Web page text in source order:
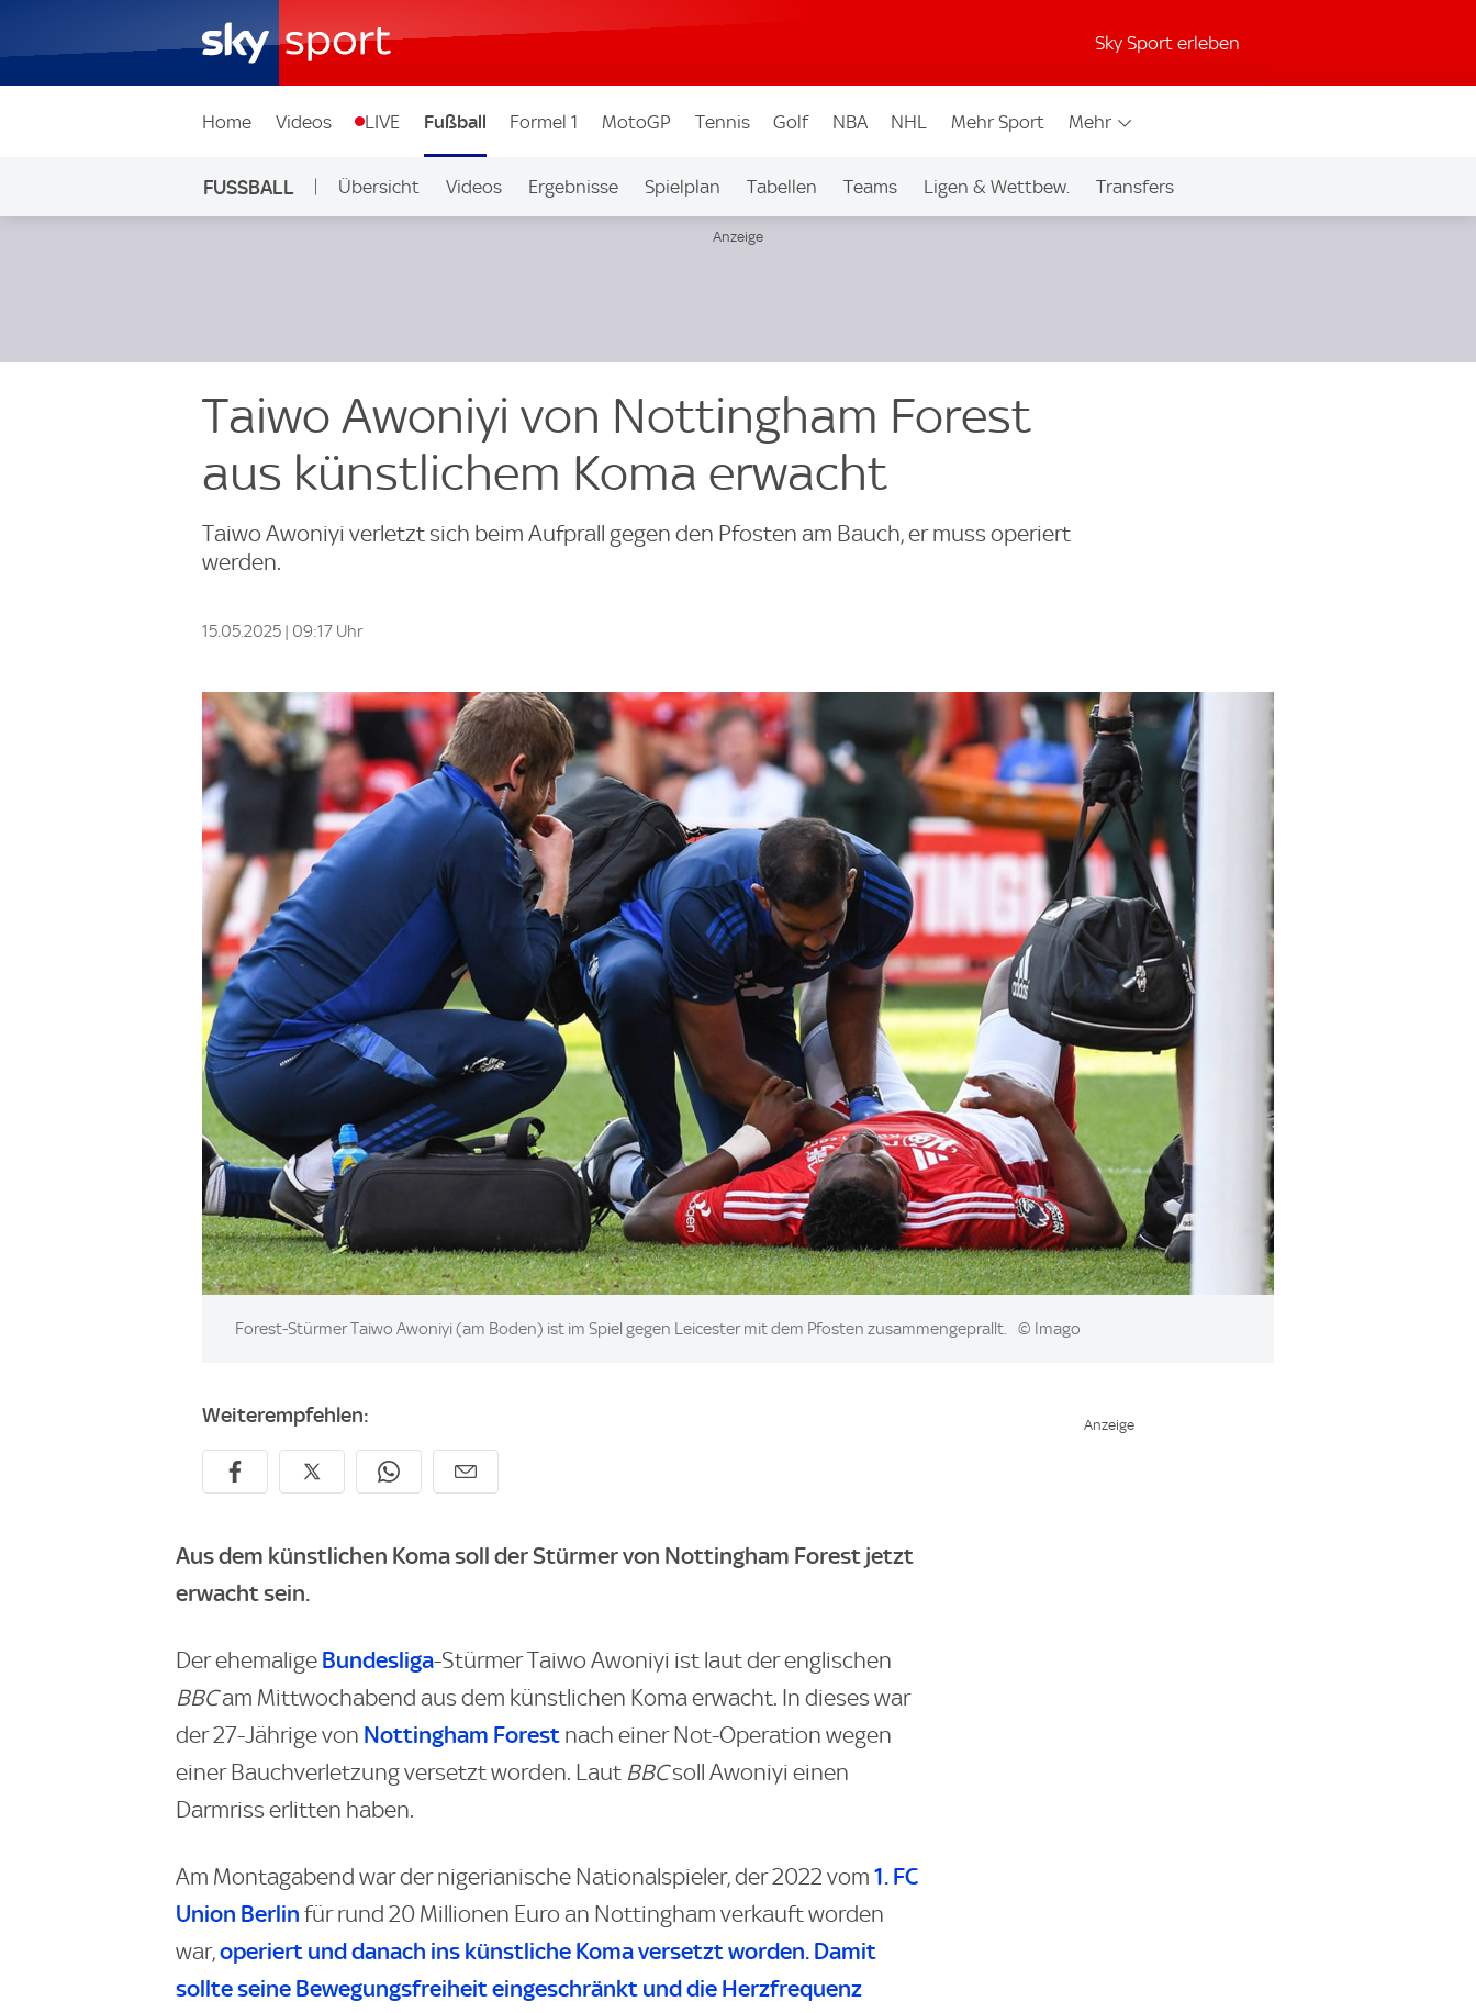
Sky Sport erleben
Home Videos LIVE Fußball Formel 1 MotoGP Tennis Golf NBA NHL Mehr Sport Mehr
FUSSBALL Übersicht Videos Ergebnisse Spielplan Tabellen Teams Ligen & Wettbew. Transfers
Taiwo Awoniyi von Nottingham Forest
aus künstlichem Koma erwacht
Taiwo Awoniyi verletzt sich beim Aufprall gegen den Pfosten am Bauch, er muss operiert
werden.
15.05.2025 | 09:17 Uhr
Image:
Forest-Stürmer Taiwo Awoniyi (am Boden) ist im Spiel gegen Leicester mit dem Pfosten zusammengeprallt. © Imago
Weiterempfehlen:
Aus dem künstlichen Koma soll der Stürmer von Nottingham Forest jetzt
erwacht sein.
Der ehemalige Bundesliga-Stürmer Taiwo Awoniyi ist laut der englischen
BBCam Mittwochabend aus dem künstlichen Koma erwacht. In dieses war
der 27-Jährige von Nottingham Forest nach einer Not-Operation wegen
einer Bauchverletzung versetzt worden. Laut BBCsoll Awoniyi einen
Darmriss erlitten haben.
Am Montagabend war der nigerianische Nationalspieler, der 2022 vom 1. FC
Union Berlin für rund 20 Millionen Euro an Nottingham verkauft worden
war,operiert und danach ins künstliche Koma versetzt worden. Damit
sollte seine Bewegungsfreiheit eingeschränkt und die Herzfrequenz